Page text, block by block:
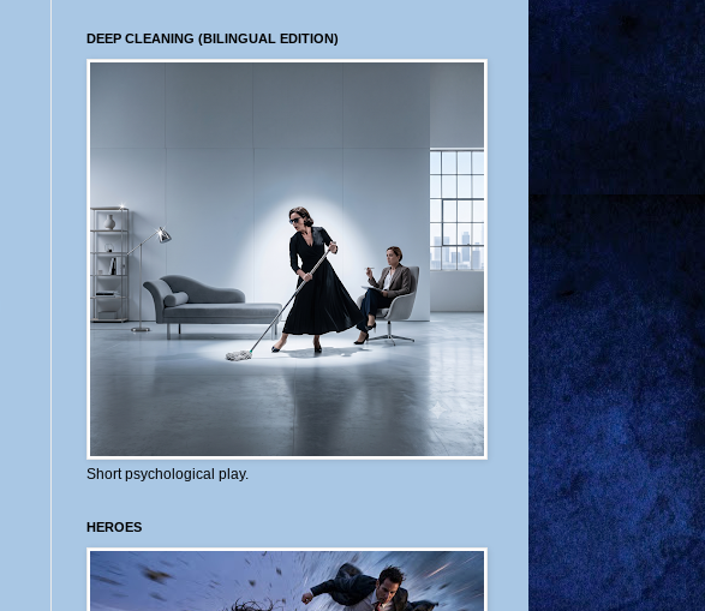
DEEP CLEANING (BILINGUAL EDITION)
Short psychological play.
HEROES